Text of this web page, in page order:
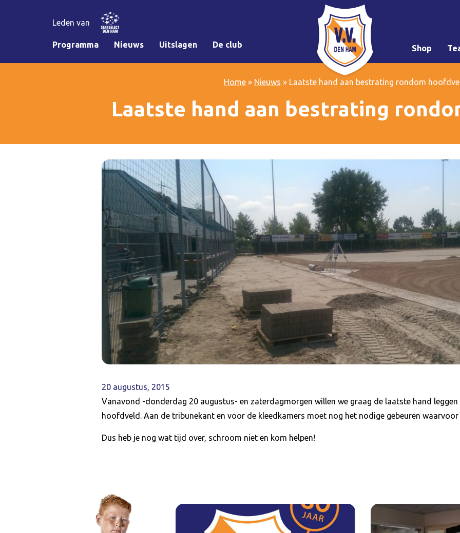
Leden van
Programma Nieuws Uitslagen De club Shop
Home» Nieuws » Laatste hand aan bestrating rondom
Laatste hand aan bestrating
20 augustus, 2015
Vanavond -donderdag 20 augustus- en zaterdagmorgen willen we graag de laatste hand
hoofdveld. Aan de tribunekant en voor de kleedkamers moet nog het nodige gebeuren
Dus heb je nog wat tijd over, schroom niet en kom helpen!